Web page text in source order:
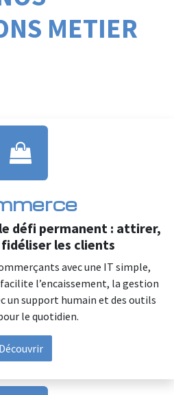
METIER
défi permanent : attirer,
les clients
avec une IT simple,
l’encaissement, la gestion
un support humain et des outils
le quotidien.
Découvrir